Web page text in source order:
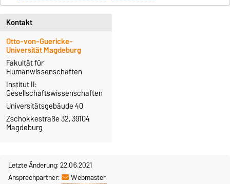
Kontakt
Otto-von-Guericke-
Universität Magdeburg
Fakultät für
Humanwissenschaften
Institut II:
Gesellschaftswissenschaften
Universitätsgebäude 40
Zschokkestraße 32, 39104
Magdeburg
Letzte Änderung: 22.06.2021
Ansprechpartner:
Webmaster